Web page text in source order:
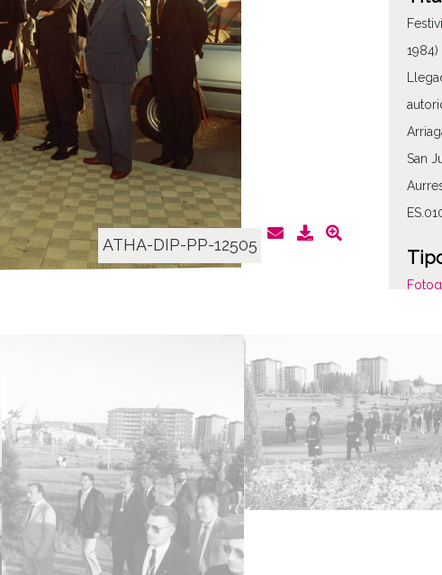
ATHA-DIP-PP-12505
1984)
San